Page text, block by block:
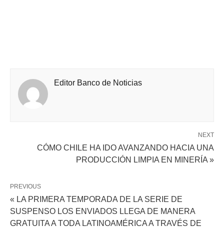
Editor Banco de Noticias
NEXT
CÓMO CHILE HA IDO AVANZANDO HACIA UNA
PRODUCCIÓN LIMPIA EN MINERÍA »
PREVIOUS
« LA PRIMERA TEMPORADA DE LA SERIE DE
SUSPENSO LOS ENVIADOS LLEGA DE MANERA
GRATUITA A TODA LATINOAMÉRICA A TRAVÉS DE